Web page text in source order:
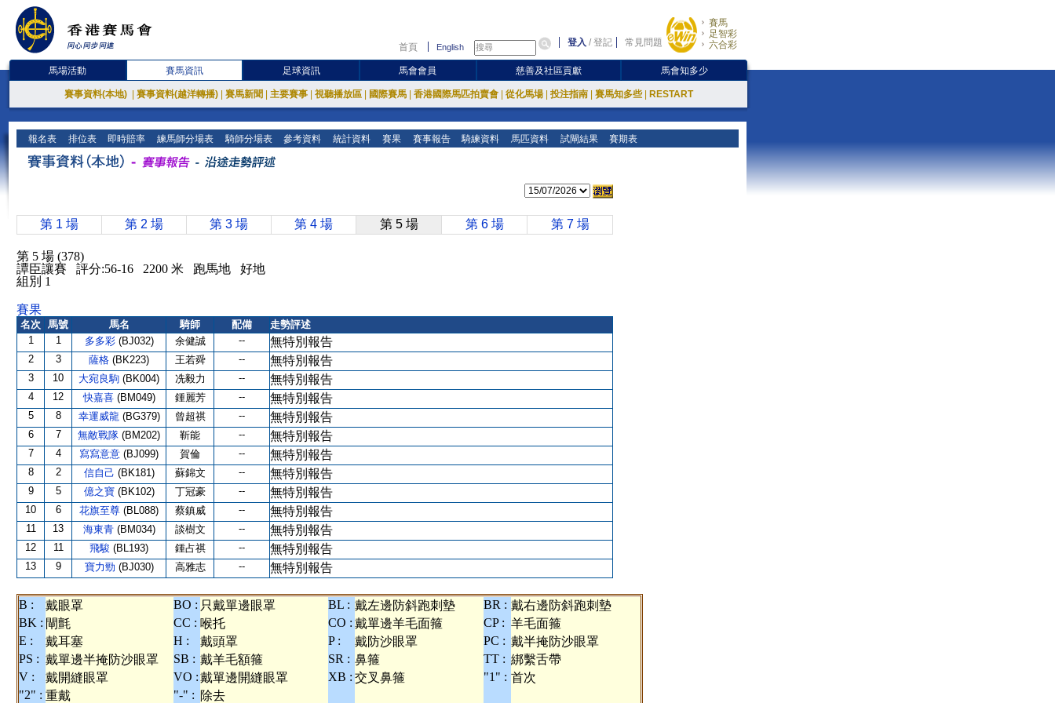
首頁 English 登入 /登記 常見問題
賽馬
足智彩
六合彩
馬場活動 賽馬資訊 足球資訊 馬會會員 慈善及社區貢獻 馬會知多少
賽事資料(本地) 賽事資料(越洋轉播) 賽馬新聞 主要賽事 視聽播放區 國際賽馬 香港國際馬匹拍賣會 從化馬場 投注指南 賽馬知多些 RESTART
報名表 排位表 即時賠率 練馬師分場表 騎師分場表 參考資料 統計資料 賽果 賽事報告 騎練資料 馬匹資料 試閘結果 賽期表
第 1 場 第 2 場 第 3 場 第 4 場 第 5 場 第 6 場 第 7 場
第 5 場 (378)
譚臣讓賽 評分:56-16 2200 米 跑馬地 好地
組別 1
賽果
名次 馬號 馬名 騎師 配備
走勢評述
1
1 多多彩 (BJ032) 余健誠 -- 無特別報告
2 3 薩格 (BK223) 王若舜 -- 無特別報告
3 10 大宛良駒 (BK004) 冼毅力 -- 無特別報告
4 12 快嘉喜 (BM049) 鍾麗芳 -- 無特別報告
5 8 幸運威龍 (BG379) 曾超祺 -- 無特別報告
6 7 無敵戰隊 (BM202) 靳能 -- 無特別報告
7 4 寫寫意意 (BJ099) 賀倫 -- 無特別報告
8 2 信自己 (BK181) 蘇錦文 -- 無特別報告
9 5 億之寶 (BK102) 丁冠豪 -- 無特別報告
10 6 花旗至尊 (BL088) 蔡鎮威 -- 無特別報告
11 13 海東青 (BM034) 談樹文 -- 無特別報告
12 11 飛駿 (BL193) 鍾占祺 -- 無特別報告
13 9 寶力勁 (BJ030) 高雅志 -- 無特別報告
B : 戴眼罩 BO : 只戴單邊眼罩 BL : 戴左邊防斜跑刺墊 BR : 戴右邊防斜跑刺墊
BK : 閘氈 CC : 喉托 CO : 戴單邊羊毛面箍 CP : 羊毛面箍
E :
戴耳塞 H : 戴頭罩 P : 戴防沙眼罩 PC : 戴半掩防沙眼罩
PS : 戴單邊半掩防沙眼罩 SB : 戴羊毛額箍 SR : 鼻箍 TT : 綁繫舌帶
V :
戴開縫眼罩 VO :戴單邊開縫眼罩 XB : 交叉鼻箍 "1" : 首次
"2" : 重戴 "-" : 除去